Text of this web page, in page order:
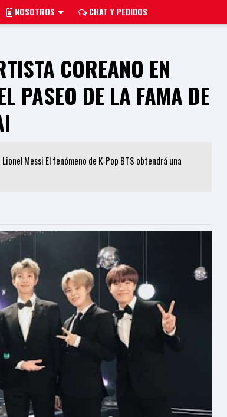
NOSOTROS CHAT Y PEDIDOS
COREANO EN
PASEO DE LA FAMA DE
Messi El fenómeno de K-Pop BTS obtendrá una